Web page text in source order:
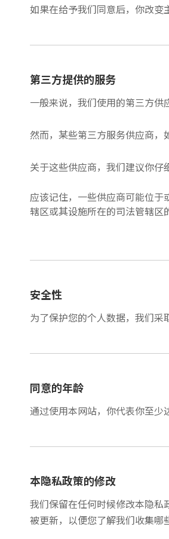
如果在给予我们同意后，你改变
第三方提供的服务
一般来说，我们使用的第三方供
然而，某些第三方服务供应商，
关于这些供应商，我们建议你仔
应该记住，一些供应商可能位
辖区或其设施所在的司法管辖区
安全性
为了保护您的个人数据，我们采
同意的年龄
通过使用本网站，你代表你至少
本隐私政策的修改
我们保留在任何时候修改本隐
被更新，以便您了解我们收集哪